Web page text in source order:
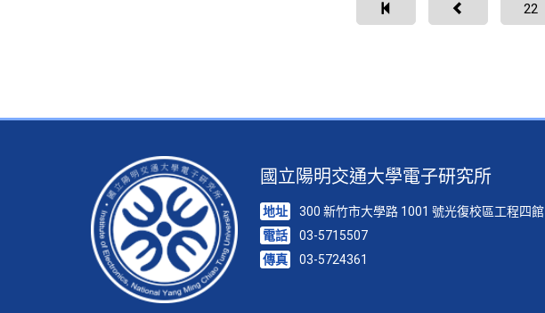
22
國立陽明交通大學電子研究所
地址
300 新竹市大學路 1001 號光復校區工程四館
電話
03-5715507
傳真
03-5724361